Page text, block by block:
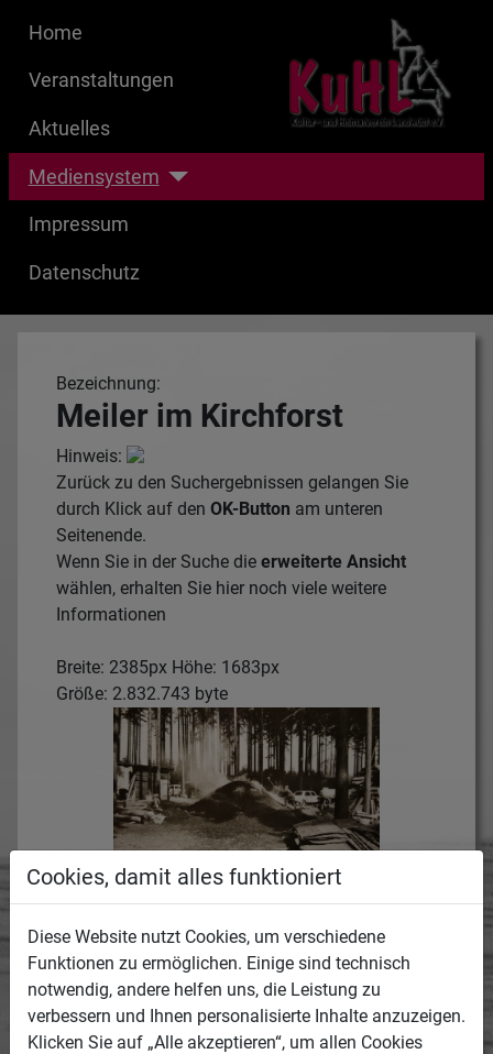
Home
Veranstaltungen
Aktuelles
Mediensystem
Impressum
Datenschutz
Bezeichnung:
Meiler im Kirchforst
Hinweis:
Zurück zu den Suchergebnissen gelangen Sie
durch Klick auf den OK-Button am unteren
Seitenende.
Wenn Sie in der Suche die erweiterte Ansicht
wählen, erhalten Sie hier noch viele weitere
Informationen
Breite: 2385px Höhe: 1683px
Größe: 2.832.743 byte
Beschreibung:
Hier wird das Medium näher beschrieben.
Rauchender Meiler im Hochwald, Köhler bei der
Arbeit, im Hintergrund Wasserbehälter, Wartburg,
Hütte, der Meiler wurde 1970 durch Eberhard
Puggel in Betrieb genommen.
Cookies, damit alles funktioniert
Diese Website nutzt Cookies, um verschiedene
Funktionen zu ermöglichen. Einige sind technisch
notwendig, andere helfen uns, die Leistung zu
verbessern und Ihnen personalisierte Inhalte anzuzeigen.
Klicken Sie auf „Alle akzeptieren“, um allen Cookies